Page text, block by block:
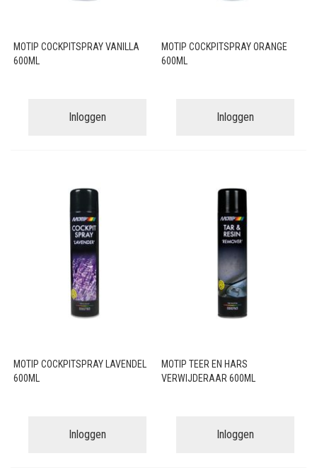
MOTIP COCKPITSPRAY VANILLA
600ML
Inloggen
MOTIP COCKPITSPRAY ORANGE
600ML
Inloggen
MOTIP COCKPITSPRAY LAVENDEL
600ML
Inloggen
MOTIP TEER EN HARS
VERWIJDERAAR 600ML
Inloggen